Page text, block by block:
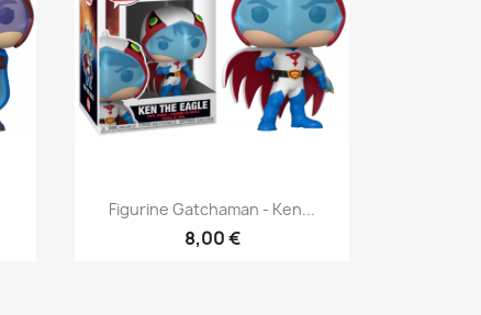
Quick view
Figurine Gatchaman - Ken...
8,00 €